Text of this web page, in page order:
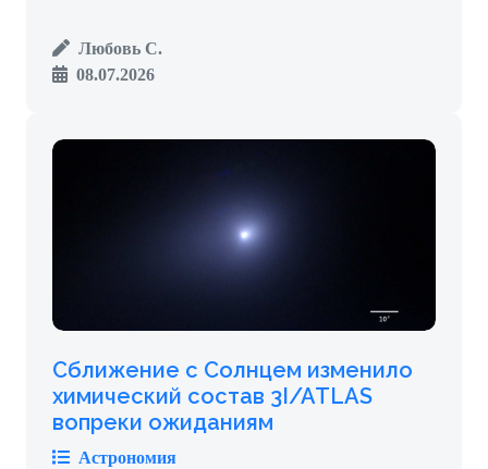
Любовь С.
08.07.2026
Сближение с Солнцем изменило
химический состав 3I/ATLAS
вопреки ожиданиям
Астрономия